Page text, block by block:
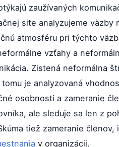
zaužívaných
site analyzujeme
atmosféru pri týchto
vzťahy a
Zistená neformálna
je analyzovaná
osobnosti a zameranie
ale sleduje sa len z
tiež zameranie
v organizácii.